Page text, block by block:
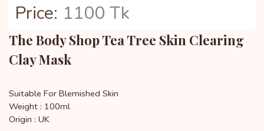
Price: 1100 Tk
The Body Shop Tea Tree Skin Clearing
Clay Mask
Suitable For Blemished Skin
Weight : 100ml
Origin : UK